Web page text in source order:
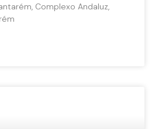
Complexo Andaluz,